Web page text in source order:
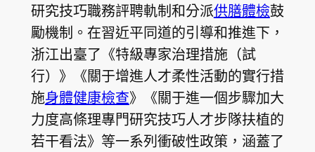
研究技巧職務評聘軌制和分派供膳體檢鼓
勵機制。在習近平同道的引導和推進下，
浙江出臺了《特級專家治理措施（試
行）》《關于增進人才柔性活動的實行措
施身體健康檢查》《關于進一個步驟加大
力度高條理專門研究技巧人才步隊扶植的
若干看法》等一系列衝破性政策，涵蓋了